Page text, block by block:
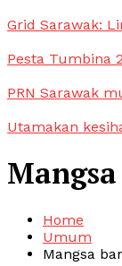
Grid Sarawak:
Pesta Tumbina
PRN Sarawak
Utamakan
Home
Umum
Mangsa